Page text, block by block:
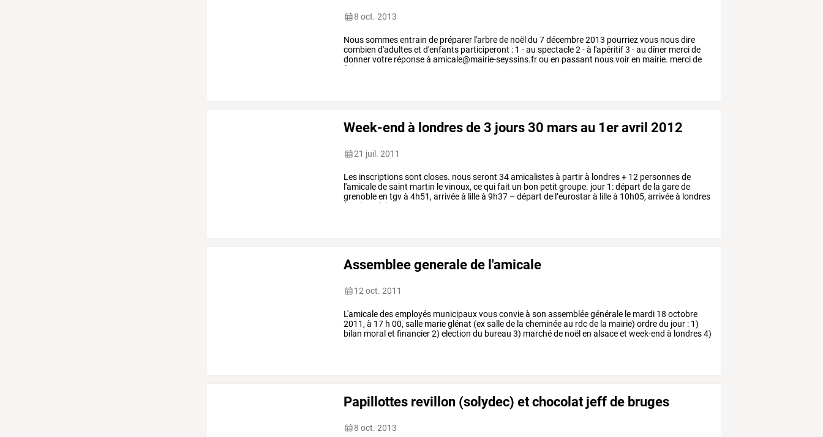
8 oct. 2013
Noussommesentrain de préparer l'arbrede noël du 7décembre2013 pourriezvous nousdire
combien d'adulteset d'enfants participeront : 1 -au spectacle2-à l'apéritif3 -au dîner mercide
donnervotre réponseà amicale@mairie-seyssins.frou en passant nousvoiren mairie. mercide
faire
Week-end à londres de 3 jours 30 mars au 1er avril 2012
21 juil. 2011
Les inscriptionssont closes. nousseront 34amicalistesà partirà londres+ 12 personnesde
l'amicaledesaint martin levinoux,cequifait un bon petit groupe. jour 1:départ de la garede
grenobleen tgvà 4h51,arrivéeà lilleà 9h37 – départ de l’eurostarà lilleà 10h05,arrivéeà londres
à
10h26, à la
Assemblee generale de l'amicale
12 oct. 2011
L'amicaledesemployés municipauxvousconvieà son assembléegénérale le mardi 18 octobre
2011, à 17 h 00, salle marieglénat (exsallede la cheminéeau rdcde la mairie) ordredu jour : 1)
bilan moral et financier2) election du bureau 3) marchéde noël en alsaceet week-end à londres4)
commandes
Papillottes revillon (solydec) et chocolat jeff de bruges
8 oct. 2013